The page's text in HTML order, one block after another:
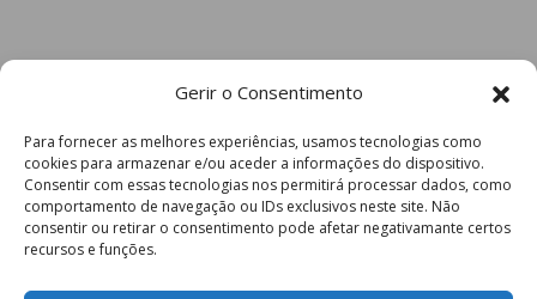
Gerir o Consentimento
Para fornecer as melhores experiências, usamos tecnologias como
cookies para armazenar e/ou aceder a informações do dispositivo.
Consentir com essas tecnologias nos permitirá processar dados, como
comportamento de navegação ou IDs exclusivos neste site. Não
consentir ou retirar o consentimento pode afetar negativamante certos
recursos e funções.